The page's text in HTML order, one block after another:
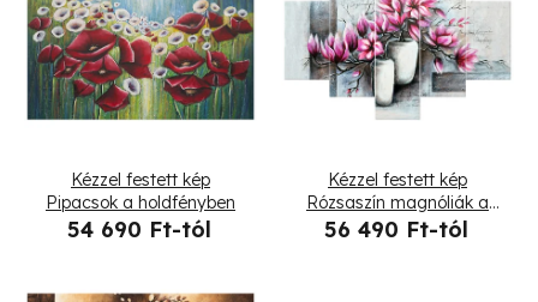
e
m
Kézzel festett kép
Pipacsok a holdfényben
54 690 Ft-tól
Kézzel festett kép
Rózsaszín magnóliák a
vázában - 5 részes
56 490 Ft-tól